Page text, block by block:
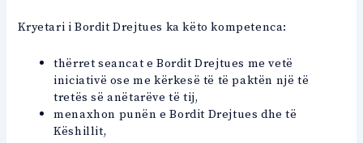
Kryetari i Bordit Drejtues ka këto kompetenca:
thërret seancat e Bordit Drejtues me vetë
iniciativë ose me kërkesë të të paktën një të
tretës së anëtarëve të tij,
menaxhon punën e Bordit Drejtues dhe të
Këshillit,